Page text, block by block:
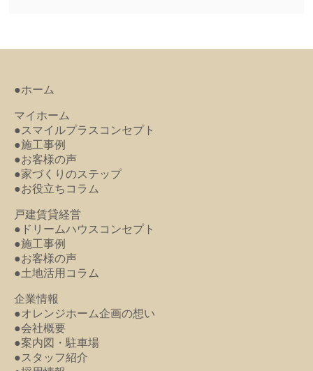
●ホーム
マイホーム
●スマイルプラスコンセプト
●施工事例
●お客様の声
●家づくりのステップ
●お役立ちコラム
戸建賃貸経営
●ドリームハウスコンセプト
●施工事例
●お客様の声
●土地活用コラム
企業情報
●オレンジホーム企画の想い
●会社概要
●案内図・駐車場
●スタッフ紹介